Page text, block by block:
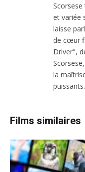
et variée
laisse
de cœur
Driver",
la
puissants.
Films similaires